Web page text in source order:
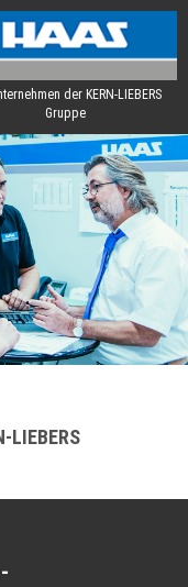
der KERN-LIEBERS
Gruppe
LIEBERS